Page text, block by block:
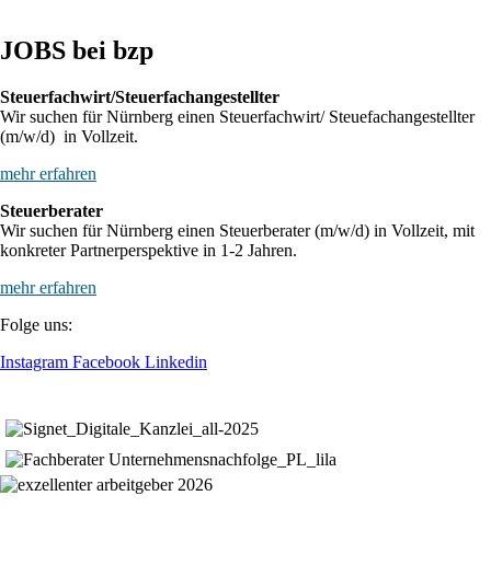
JOBS bei bzp
Steuerfachwirt/Steuerfachangestellter
Wir suchen für Nürnberg einen Steuerfachwirt/ Steuefachangestellter
(m/w/d) in Vollzeit.
mehr erfahren
Steuerberater
Wir suchen für Nürnberg einen Steuerberater (m/w/d) in Vollzeit, mit
konkreter Partnerperspektive in 1-2 Jahren.
mehr erfahren
Folge uns:
Instagram Facebook Linkedin